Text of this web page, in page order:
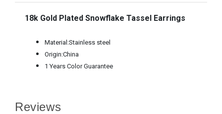
18k Gold Plated Snowflake Tassel Earrings
Material:Stainless steel
Origin:China
1 Years Color Guarantee
Reviews